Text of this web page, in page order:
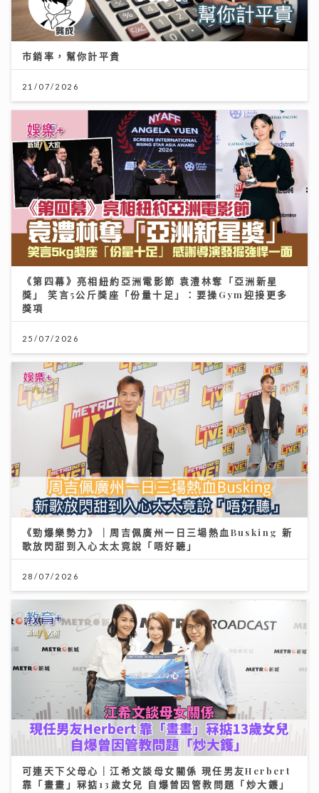
市銷率，幫你計平貴
21/07/2026
《第四幕》亮相紐約亞洲電影節 袁澧林奪「亞洲新星
獎」 笑言5公斤獎座「份量十足」：要操Gym迎接更多
獎項
25/07/2026
《勁爆樂勢力》｜周吉佩廣州一日三場熱血Busking 新
歌放閃甜到入心太太竟說「唔好聽」
28/07/2026
可連天下父母心｜江希文談母女關係 現任男友Herbert
靠「畫畫」冧掂13歲女兒 自爆曾因管教問題「炒大鑊」